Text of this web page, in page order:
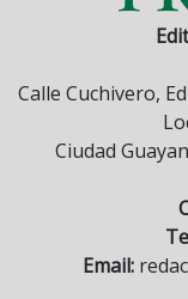
Calle Cuchivero,
Ciudad
Email: